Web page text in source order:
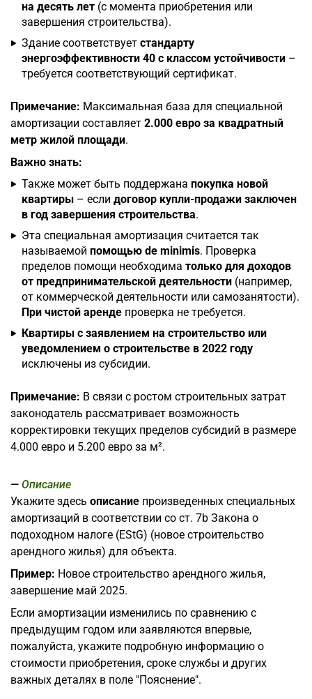
на десять лет (с момента приобретения или
завершения строительства).
Здание соответствует стандарту
энергоэффективности 40 с классом устойчивости –
требуется соответствующий сертификат.
Примечание: Максимальная база для специальной
амортизации составляет 2.000 евро за квадратный
метр жилой площади.
Важно знать:
Также может быть поддержана покупка новой
квартиры – если договор купли-продажи заключен
в год завершения строительства.
Эта специальная амортизация считается так
называемой помощью de minimis. Проверка
пределов помощи необходима только для доходов
от предпринимательской деятельности (например,
от коммерческой деятельности или самозанятости).
При чистой аренде проверка не требуется.
Квартиры с заявлением на строительство или
уведомлением о строительстве в 2022 году
исключены из субсидии.
Примечание: В связи с ростом строительных затрат
законодатель рассматривает возможность
корректировки текущих пределов субсидий в размере
4.000 евро и 5.200 евро за м².
Описание
Укажите здесь описание произведенных специальных
амортизаций в соответствии со ст. 7b Закона о
подоходном налоге (EStG) (новое строительство
арендного жилья) для объекта.
Пример: Новое строительство арендного жилья,
завершение май 2025.
Если амортизации изменились по сравнению с
предыдущим годом или заявляются впервые,
пожалуйста, укажите подробную информацию о
стоимости приобретения, сроке службы и других
важных деталях в поле "Пояснение".